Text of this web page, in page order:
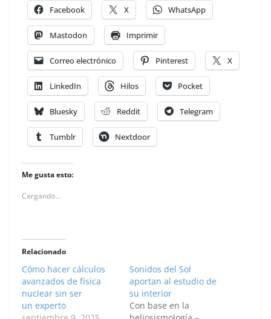
Facebook X WhatsApp
Mastodon Imprimir
Correo electrónico Pinterest X
LinkedIn Hilos Pocket
Bluesky Reddit Telegram
Tumblr Nextdoor
Me gusta esto:
Cargando...
Relacionado
Cómo hacer cálculos
avanzados de física
nuclear sin ser
un experto
Sonidos del Sol
aportan al estudio de
su interior
Con base en la